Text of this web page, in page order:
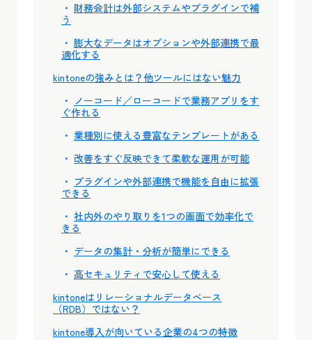
財務会計は外部システムやプラグインで補
う
膨大なデータはオプションや外部連携で最
適化する
kintoneの強みとは？他ツールにはない魅力
ノーコード／ローコードで業務アプリをす
ぐ作れる
業種別に使える豊富なテンプレートがある
改善をすぐ反映できて柔軟な運用が可能
プラグインや外部連携で機能を自由に拡張
できる
社内外のやり取りを1つの画面で効率化で
きる
データの集計・分析が簡単にできる
高セキュリティで安心して使える
kintoneはリレーショナルデータベース
（RDB）ではない？
kintone導入が向いている企業の4つの特徴